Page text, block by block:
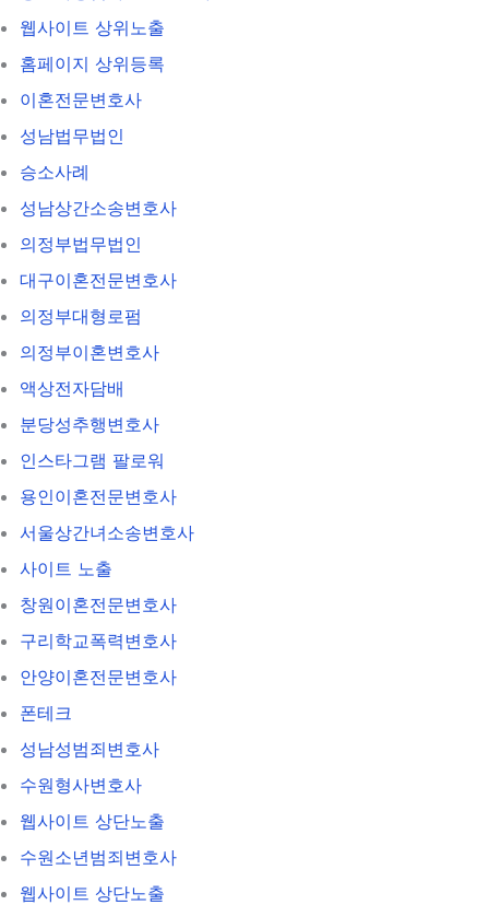
웹사이트 상위노출
홈페이지 상위등록
이혼전문변호사
성남법무법인
승소사례
성남상간소송변호사
의정부법무법인
대구이혼전문변호사
의정부대형로펌
의정부이혼변호사
액상전자담배
분당성추행변호사
인스타그램 팔로워
용인이혼전문변호사
서울상간녀소송변호사
사이트 노출
창원이혼전문변호사
구리학교폭력변호사
안양이혼전문변호사
폰테크
성남성범죄변호사
수원형사변호사
웹사이트 상단노출
수원소년범죄변호사
웹사이트 상단노출